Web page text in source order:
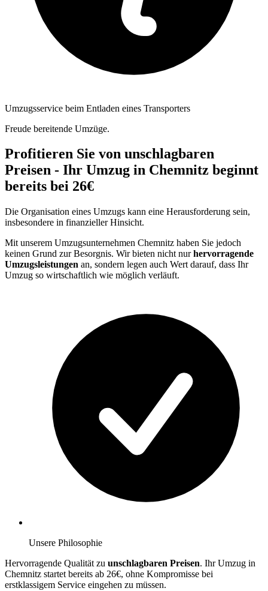
Umzugsservice beim Entladen eines Transporters
Freude bereitende Umzüge.
Profitieren Sie von unschlagbaren
Preisen - Ihr Umzug in Chemnitz beginnt
bereits bei 26€
Die Organisation eines Umzugs kann eine Herausforderung sein,
insbesondere in finanzieller Hinsicht.
Mit unserem Umzugsunternehmen Chemnitz haben Sie jedoch
keinen Grund zur Besorgnis. Wir bieten nicht nurhervorragende
Umzugsleistungen an, sondern legen auch Wert darauf, dass Ihr
Umzug so wirtschaftlich wie möglich verläuft.
Unsere Philosophie
Hervorragende Qualität zu unschlagbaren Preisen. Ihr Umzug in
Chemnitz startet bereits ab 26€, ohne Kompromisse bei
erstklassigem Service eingehen zu müssen.